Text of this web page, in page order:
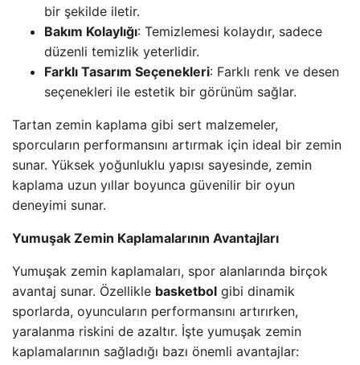
bir şekilde iletir.
Bakım Kolaylığı: Temizlemesi kolaydır, sadece
düzenli temizlik yeterlidir.
Farklı Tasarım Seçenekleri: Farklı renk ve desen
seçenekleri ile estetik bir görünüm sağlar.
Tartan zemin kaplama gibi sert malzemeler,
sporcuların performansını artırmak için ideal bir zemin
sunar. Yüksek yoğunluklu yapısı sayesinde, zemin
kaplama uzun yıllar boyunca güvenilir bir oyun
deneyimi sunar.
Yumuşak Zemin Kaplamalarının Avantajları
Yumuşak zemin kaplamaları, spor alanlarında birçok
avantaj sunar. Özellikle basketbol gibi dinamik
sporlarda, oyuncuların performansını artırırken,
yaralanma riskini de azaltır. İşte yumuşak zemin
kaplamalarının sağladığı bazı önemli avantajlar: